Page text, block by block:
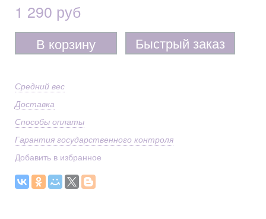
1 290 руб
В корзину Быстрый заказ
Средний вес
Доставка
Способы оплаты
Гарантия государственного контроля
Добавить в избранное